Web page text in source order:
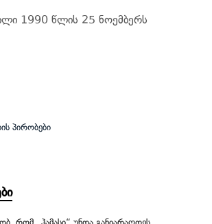
1990 წლის 25 ნოემბერს
პირობები